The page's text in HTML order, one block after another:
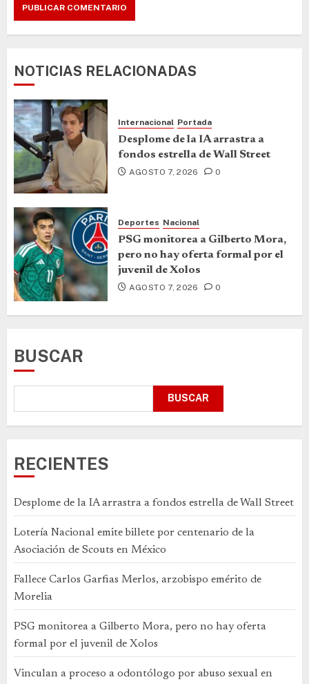
NOTICIAS RELACIONADAS
Internacional Portada
Desplome de la IA arrastra a
fondos estrella de Wall Street
AGOSTO 7, 2026 0
Deportes Nacional
PSG monitorea a Gilberto Mora,
pero no hay oferta formal por el
juvenil de Xolos
AGOSTO 7, 2026 0
BUSCAR
BUSCAR
RECIENTES
Desplome de la IA arrastra a fondos estrella de Wall Street
Lotería Nacional emite billete por centenario de la
Asociación de Scouts en México
Fallece Carlos Garfias Merlos, arzobispo emérito de
Morelia
PSG monitorea a Gilberto Mora, pero no hay oferta
formal por el juvenil de Xolos
Vinculan a proceso a odontólogo por abuso sexual en